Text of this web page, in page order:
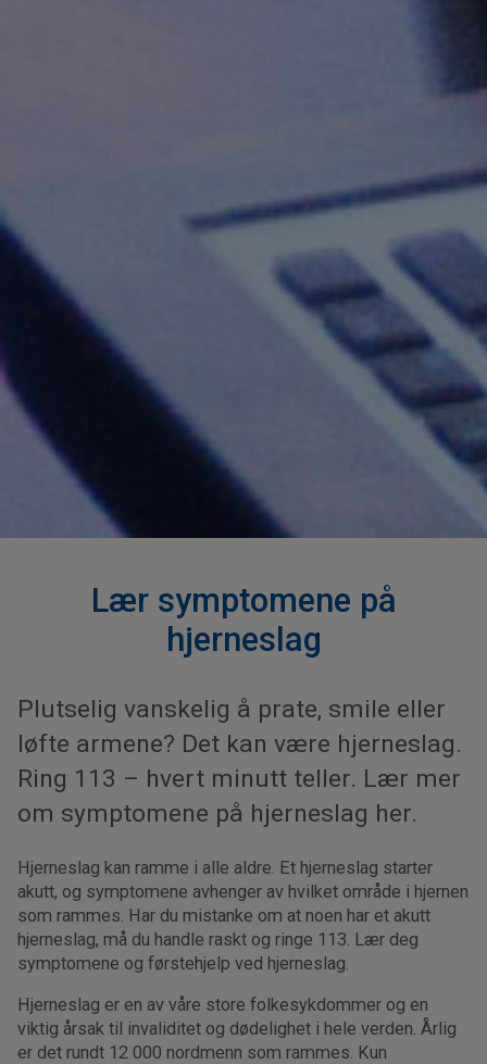
Lær symptomene på
hjerneslag
Plutselig vanskelig å prate, smile eller
løfte armene? Det kan være hjerneslag.
Ring 113 – hvert minutt teller. Lær mer
om symptomene på hjerneslag her.
Hjerneslag kan ramme i alle aldre. Et hjerneslag starter
akutt, og symptomene avhenger av hvilket område i hjernen
som rammes. Har du mistanke om at noen har et akutt
hjerneslag, må du handle raskt og ringe 113. Lær deg
symptomene og førstehjelp ved hjerneslag.
Hjerneslag er en av våre store folkesykdommer og en
viktig årsak til invaliditet og dødelighet i hele verden. Årlig
er det rundt 12 000 nordmenn som rammes. Kun